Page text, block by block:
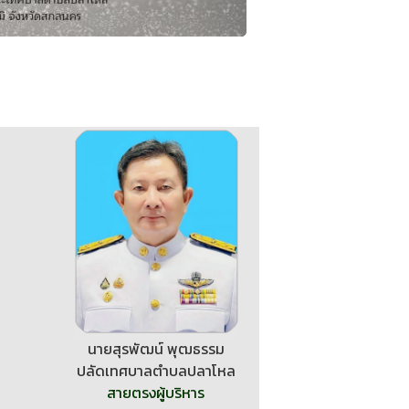
นายสุรพัฒน์ พุฒธรรม
ปลัดเทศบาลตำบลปลาโหล
สายตรงผู้บริหาร